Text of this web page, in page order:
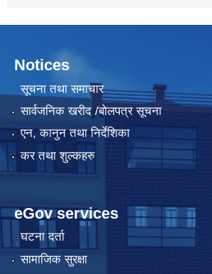
Notices
सूचना तथा समाचार
सार्वजनिक खरीद /बोलपत्र सूचना
एन, कानुन तथा निर्देशिका
कर तथा शुल्कहरु
eGov services
घटना दर्ता
सामाजिक सुरक्षा